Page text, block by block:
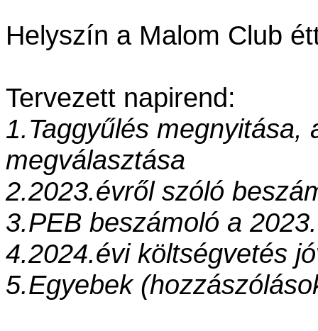
Helyszín a Malom Club
Tervezett napirend:
1.Taggyűlés megnyitása,
megválasztása
2.2023.évről szóló
3.PEB beszámoló a
4.2024.évi költségvetés
5.Egyebek